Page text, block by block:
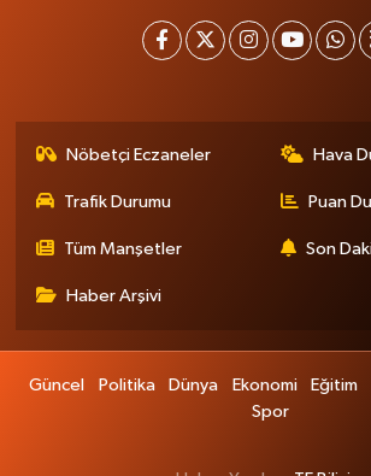
Nöbetçi Eczaneler Hava
Trafik Durumu Puan
Tüm Manşetler Son
Haber Arşivi
Güncel Politika Dünya Ekonomi Eğitim
Spor